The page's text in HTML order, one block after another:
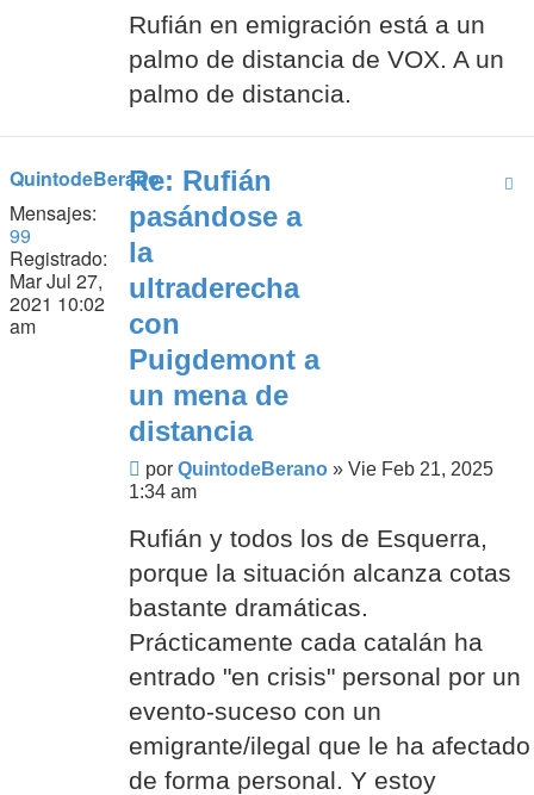
Rufián en emigración está a un
palmo de distancia de VOX. A un
palmo de distancia.
QuintodeBerano
Mensajes:
99
Registrado:
Mar Jul 27,
2021 10:02
am
Re: Rufián
pasándose a
la
ultraderecha
con
Puigdemont a
un mena de
distancia
Mensaje
por QuintodeBerano» Vie Feb 21, 2025
1:34 am
Rufián y todos los de Esquerra,
porque la situación alcanza cotas
bastante dramáticas.
Prácticamente cada catalán ha
entrado "en crisis" personal por un
evento-suceso con un
emigrante/ilegal que le ha afectado
de forma personal. Y estoy